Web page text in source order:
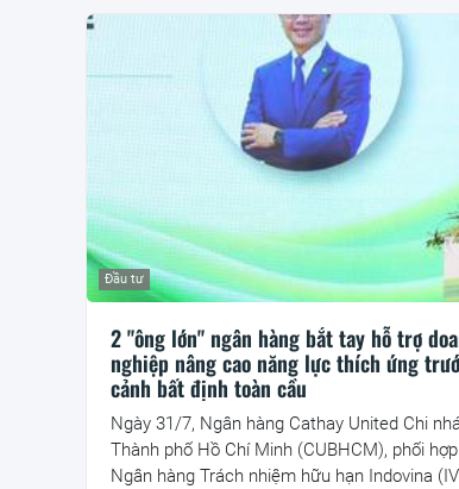
2 "ông lớn" ngân hàng bắt tay hỗ trợ
nghiệp nâng cao năng lực thích ứng
cảnh bất định toàn cầu
Đầu tư
Ngày 31/7, Ngân hàng Cathay United Chi
Thành phố Hồ Chí Minh (CUBHCM), phối
Ngân hàng Trách nhiệm hữu hạn Indovina